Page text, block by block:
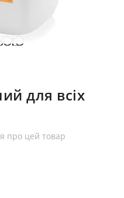
для всіх
про цей товар